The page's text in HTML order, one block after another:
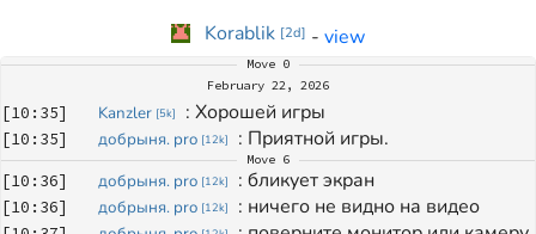
Korablik [2d] - view
Move 0
February 22, 2026
[10:35] Kanzler [5k] : Хорошей игры
[10:35] добрыня. pro [12k] : Приятной игры.
Move 6
[10:36] добрыня. pro [12k] : бликует экран
[10:36] добрыня. pro [12k] : ничего не видно на видео